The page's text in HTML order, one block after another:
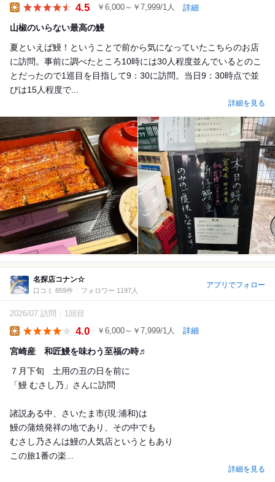
4.5 ￥6,000～￥7,999/1人 詳細
山椒のいらない最高の鰻
夏といえば鰻！ということで前から気になっていたこちらのお店
に訪問。事前に調べたところ10時には30人程度並んでいるとのこ
とだったので1巡目を目指して9：30に訪問。当日9：30時点で並
びは15人程度で...
詳細を見る
名探店コナン☆
口コミ 859件 フォロワー 1197人
アプリでフォロー
2026/07 訪問 1回目
4.0 ￥6,000～￥7,999/1人 詳細
宮崎産 和匠鰻を味わう至福の時♬
７月下旬 土用の丑の日を前に
「鰻 むさし乃」さんに訪問
諸説ある中、さいたま市(現:浦和)は
鰻の蒲焼発祥の地であり、その中でも
むさし乃さんは鰻の人気店というともあり
この旅1番の楽...
詳細を見る